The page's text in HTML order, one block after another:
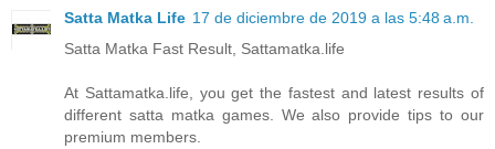
Satta Matka Life 17 de diciembre de 2019 a las 5:48 a.m.
Satta Matka Fast Result, Sattamatka.life
At Sattamatka.life, you get the fastest and latest results of
different satta matka games. We also provide tips to our
premium members.